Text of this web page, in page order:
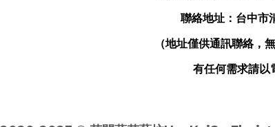
聯絡地址： 台中市
（地址僅供通訊聯絡，
有任何需求請以